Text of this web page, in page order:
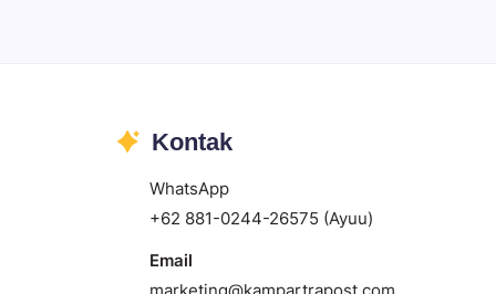
Kontak
WhatsApp
+62 881-0244-26575 (Ayuu)
Email
marketing@kampartrapost.com